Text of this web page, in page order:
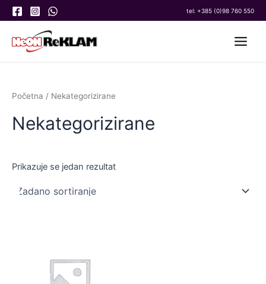
Skip
to
content
tel: +385 (0)98 760 550
Početna / Nekategorizirane
Nekategorizirane
Prikazuje se jedan rezultat